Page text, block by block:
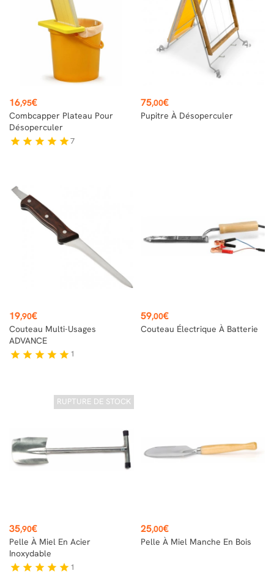
Prix
16,95€
Combcapper Plateau Pour
Désoperculer
star star star star star7
Prix
75,00€
Pupitre À Désoperculer
Prix
19,90€
Couteau Multi-Usages
ADVANCE
star star star star star 1
Prix
59,00€
Couteau Électrique À Batterie
RUPTURE DE STOCK
Prix
35,90€
Pelle À Miel En Acier
Inoxydable
star star star star star 1
Prix
25,00€
Pelle À Miel Manche En Bois